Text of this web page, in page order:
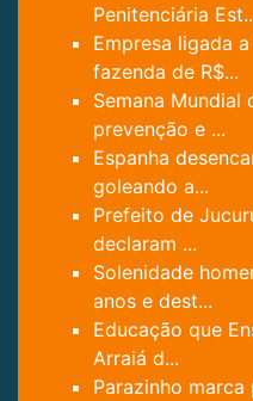
Penitenciária
Empresa ligada
fazenda de R$...
Semana Mundial
prevenção e ...
Espanha
goleando a...
Prefeito de
declaram ...
Solenidade
anos e dest...
Educação que
Arraiá d...
Parazinho